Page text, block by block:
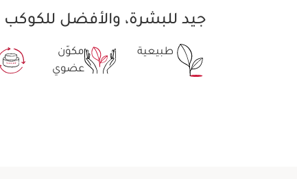
جيد للبشرة، والأفضل للكوكب
طبيعية
مكوّن
عضوي